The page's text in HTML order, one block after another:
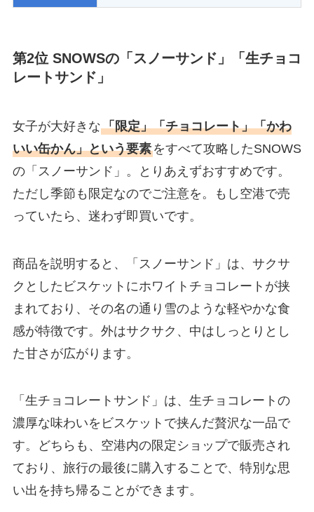
第2位 SNOWSの「スノーサンド」「生チョコ
レートサンド」
女子が大好きな「限定」「チョコレート」「かわ
いい缶かん」という要素をすべて攻略したSNOWS
の「スノーサンド」。とりあえずおすすめです。
ただし季節も限定なのでご注意を。もし空港で売
っていたら、迷わず即買いです。
商品を説明すると、「スノーサンド」は、サクサ
クとしたビスケットにホワイトチョコレートが挟
まれており、その名の通り雪のような軽やかな食
感が特徴です。外はサクサク、中はしっとりとし
た甘さが広がります。
「生チョコレートサンド」は、生チョコレートの
濃厚な味わいをビスケットで挟んだ贅沢な一品で
す。どちらも、空港内の限定ショップで販売され
ており、旅行の最後に購入することで、特別な思
い出を持ち帰ることができます。